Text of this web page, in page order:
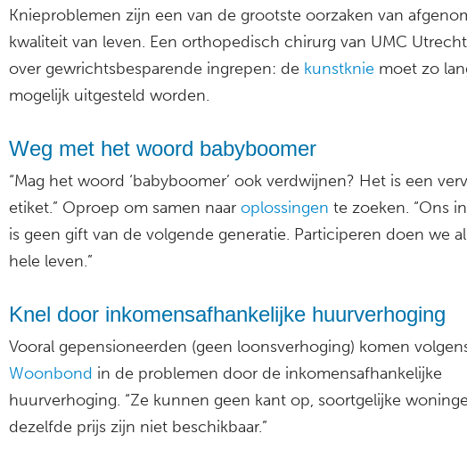
Knieproblemen zijn een van de grootste oorzaken van
kwaliteit van leven. Een orthopedisch chirurg van UMC
over gewrichtsbesparende ingrepen: de kunstknie moet zo
mogelijk uitgesteld worden.
Weg met het woord babyboomer
“Mag het woord ‘babyboomer’ ook verdwijnen? Het is een
etiket.” Oproep om samen naar oplossingen te zoeken. “Ons
is geen gift van de volgende generatie. Participeren doen we
hele leven.”
Knel door inkomensafhankelijke huurverhoging
Vooral gepensioneerden (geen loonsverhoging) komen
Woonbond in de problemen door de inkomensafhankelijke
huurverhoging. “Ze kunnen geen kant op, soortgelijke
dezelfde prijs zijn niet beschikbaar.”